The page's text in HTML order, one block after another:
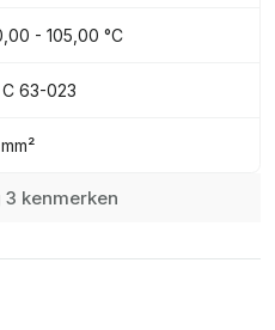
- 105,00 °C
C 63-023
3 kenmerken